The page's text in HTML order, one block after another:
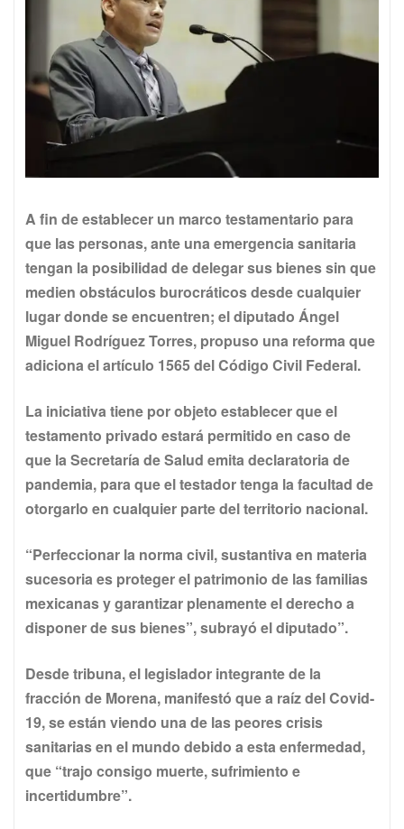
A fin de establecer un marco testamentario para
que las personas, ante una emergencia sanitaria
tengan la posibilidad de delegar sus bienes sin que
medien obstáculos burocráticos desde cualquier
lugar donde se encuentren; el diputado Ángel
Miguel Rodríguez Torres, propuso una reforma que
adiciona el artículo 1565 del Código Civil Federal.
La iniciativa tiene por objeto establecer que el
testamento privado estará permitido en caso de
que la Secretaría de Salud emita declaratoria de
pandemia, para que el testador tenga la facultad de
otorgarlo en cualquier parte del territorio nacional.
“Perfeccionar la norma civil, sustantiva en materia
sucesoria es proteger el patrimonio de las familias
mexicanas y garantizar plenamente el derecho a
disponer de sus bienes”, subrayó el diputado”.
Desde tribuna, el legislador integrante de la
fracción de Morena, manifestó que a raíz del Covid-
19, se están viendo una de las peores crisis
sanitarias en el mundo debido a esta enfermedad,
que “trajo consigo muerte, sufrimiento e
incertidumbre”.